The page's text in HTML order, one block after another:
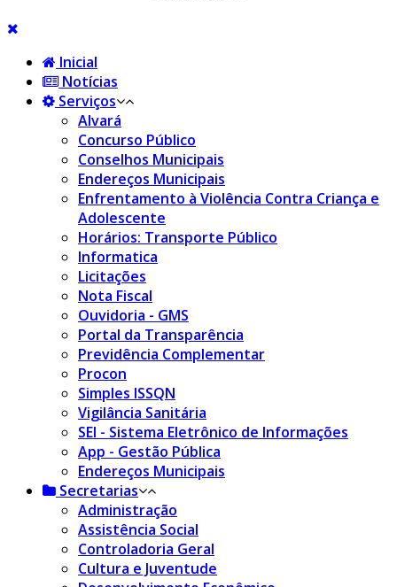
Inicial
Notícias
Serviços
Alvará
Concurso Público
Conselhos Municipais
Endereços Municipais
Enfrentamento à Violência Contra Criança e
Adolescente
Horários: Transporte Público
Informatica
Licitações
Nota Fiscal
Ouvidoria - GMS
Portal da Transparência
Previdência Complementar
Procon
Simples ISSQN
Vigilância Sanitária
SEI - Sistema Eletrônico de Informações
App - Gestão Pública
Endereços Municipais
Secretarias
Administração
Assistência Social
Controladoria Geral
Cultura e Juventude